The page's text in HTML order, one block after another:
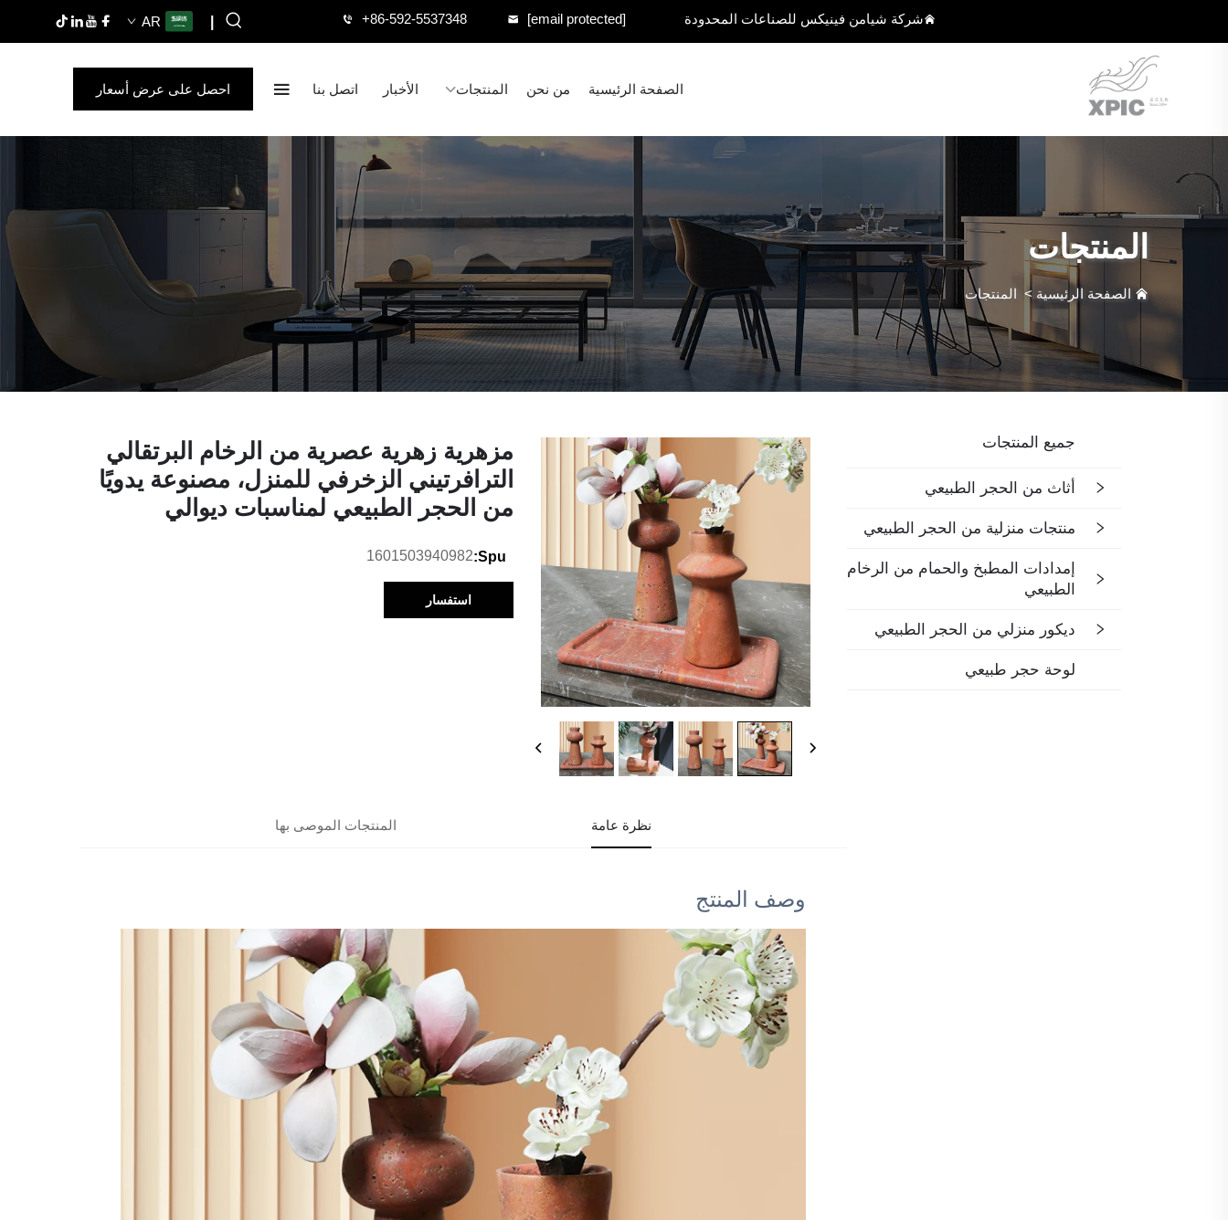
شركة شيامن فينيكس للصناعات المحدودة +86-592-5537348 [email protected]
AR
الصفحة الرئيسية من نحن المنتجات الأخبار اتصل بنا احصل على عرض أسعار
المنتجات
الصفحة الرئيسية > المنتجات
جميع المنتجات
أثاث من الحجر الطبيعي
منتجات منزلية من الحجر الطبيعي
إمدادات المطبخ والحمام من الرخام
الطبيعي
ديكور منزلي من الحجر الطبيعي
لوحة حجر طبيعي
مزهرية زهرية عصرية من الرخام البرتقالي
الترافرتيني الزخرفي للمنزل، مصنوعة يدويًا
من الحجر الطبيعي لمناسبات ديوالي
Spu:
1601503940982
استفسار
نظرة عامة المنتجات الموصى بها
وصف المنتج